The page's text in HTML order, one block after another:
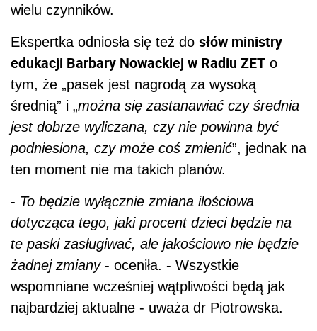
wielu czynników.
Ekspertka odniosła się też do słów ministry
edukacji Barbary Nowackiej w Radiu ZET o
tym, że „pasek jest nagrodą za wysoką
średnią” i „można się zastanawiać czy średnia
jest dobrze wyliczana, czy nie powinna być
podniesiona, czy może coś zmienić”, jednak na
ten moment nie ma takich planów.
- To będzie wyłącznie zmiana ilościowa
dotycząca tego, jaki procent dzieci będzie na
te paski zasługiwać, ale jakościowo nie będzie
żadnej zmiany- oceniła. - Wszystkie
wspomniane wcześniej wątpliwości będą jak
najbardziej aktualne - uważa dr Piotrowska.